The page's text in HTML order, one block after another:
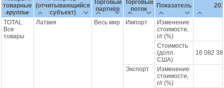
товарные
группы
(отчитывающийся
субъект)
Торговый
партнёр
Торговый
поток
Показатель
TOTAL.
Все
товары
Латвия Весь мир Импорт
Изменение
стоимости,
г/г (%)
Стоимость
(долл.
США)
16 082
Экспорт
Изменение
стоимости,
г/г (%)